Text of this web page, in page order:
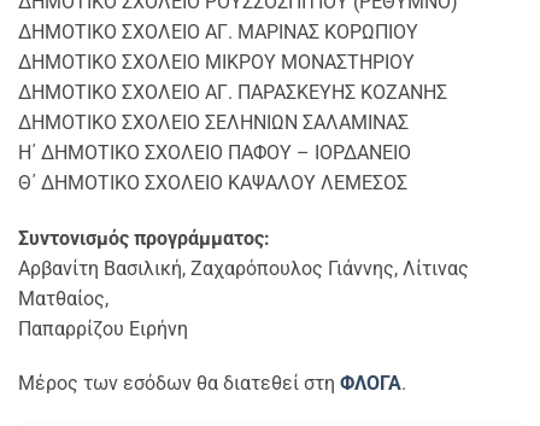
ΔΗΜΟΤΙΚΟ ΣΧΟΛΕΙΟ ΑΓ. ΜΑΡΙΝΑΣ ΚΟΡΩΠΙΟΥ
ΔΗΜΟΤΙΚΟ ΣΧΟΛΕΙΟ ΜΙΚΡΟΥ ΜΟΝΑΣΤΗΡΙΟΥ
ΔΗΜΟΤΙΚΟ ΣΧΟΛΕΙΟ ΑΓ. ΠΑΡΑΣΚΕΥΗΣ ΚΟΖΑΝΗΣ
ΔΗΜΟΤΙΚΟ ΣΧΟΛΕΙΟ ΣΕΛΗΝΙΩΝ ΣΑΛΑΜΙΝΑΣ
Η΄ ΔΗΜΟΤΙΚΟ ΣΧΟΛΕΙΟ ΠΑΦΟΥ – ΙΟΡΔΑΝΕΙΟ
Θ΄ ΔΗΜΟΤΙΚΟ ΣΧΟΛΕΙΟ ΚΑΨΑΛΟΥ ΛΕΜΕΣΟΣ
Συντονισμός προγράμματος:
Αρβανίτη Βασιλική, Ζαχαρόπουλος Γιάννης, Λίτινας
Ματθαίος,
Παπαρρίζου Ειρήνη
Μέρος των εσόδων θα διατεθεί στη ΦΛΟΓΑ.